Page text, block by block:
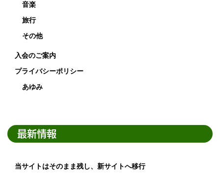
音楽
旅行
その他
入会のご案内
プライバシーポリシー
あゆみ
最新情報
当サイトはそのまま残し、新サイトへ移行